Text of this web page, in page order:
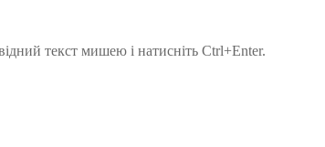
текст мишею і натисніть Ctrl+Enter.